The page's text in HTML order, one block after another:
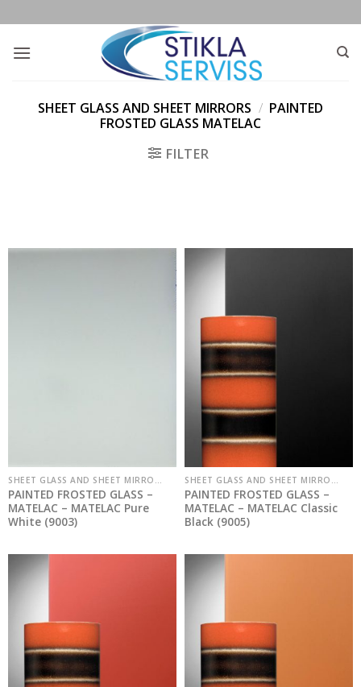
to
content
SHEET GLASS AND SHEET MIRRORS / PAINTED
FROSTED GLASS MATELAC
FILTER
SHEET GLASS AND SHEET MIRRORS
PAINTED FROSTED GLASS –
MATELAC – MATELAC Pure
White (9003)
SHEET GLASS AND SHEET MIRRORS
PAINTED FROSTED GLASS –
MATELAC – MATELAC Classic
Black (9005)